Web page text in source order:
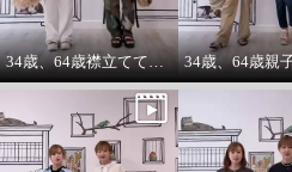
34歳、64歳襟立ててブルゾンを着る えっ？襟立てない？